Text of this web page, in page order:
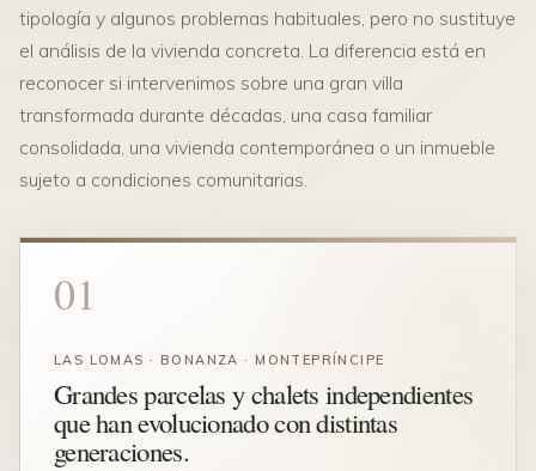
tipología y algunos problemas habituales, pero no sustituye
el análisis de la vivienda concreta. La diferencia está en
reconocer si intervenimos sobre una gran villa
transformada durante décadas, una casa familiar
consolidada, una vivienda contemporánea o un inmueble
sujeto a condiciones comunitarias.
01
LAS LOMAS · BONANZA · MONTEPRÍNCIPE
Grandes parcelas y chalets independientes
que han evolucionado con distintas
generaciones.